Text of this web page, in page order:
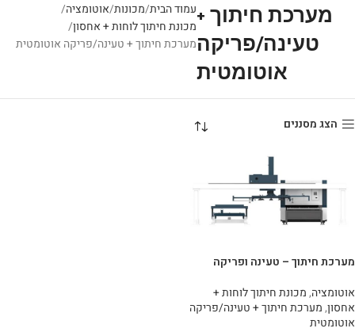
מערכת חיתוך +
טעינה/פריקה
אוטומטית
עמוד הבית מכונות אוטומציה
מכונת חיתוך לוחות + אחסון
מערכת חיתוך + טעינה/פריקה אוטומטית
הצג מסננים
מערכת חיתוך – טעינה ופריקה
אוטומציה,מכונת חיתוך לוחות +
אחסון,מערכת חיתוך + טעינה/פריקה
אוטומטית